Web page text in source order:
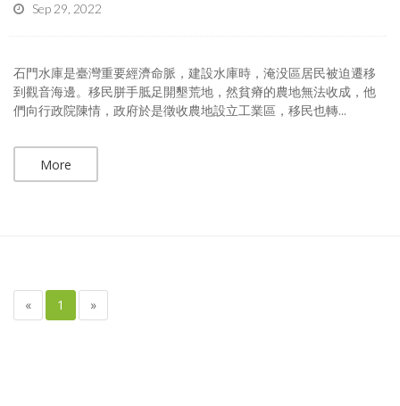
Sep 29, 2022
石門水庫是臺灣重要經濟命脈，建設水庫時，淹没區居民被迫遷移
到觀音海邊。移民胼手胝足開墾荒地，然貧瘠的農地無法收成，他
們向行政院陳情，政府於是徵收農地設立工業區，移民也轉...
More
« 1 »